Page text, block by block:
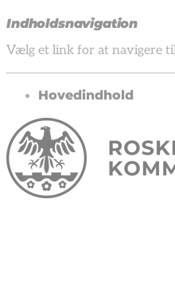
Indholdsnavigation
Vælg et link for at navigere
gå til
Hovedindhold